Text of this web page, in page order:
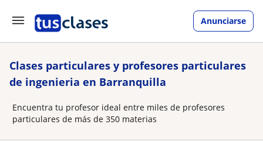
Anunciarse
Clases particulares y profesores particulares
de ingenieria en Barranquilla
Encuentra tu profesor ideal entre miles de profesores
particulares de más de 350 materias